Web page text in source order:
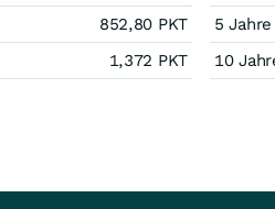
852,80 PKT
1,372 PKT
5 Jahre
10